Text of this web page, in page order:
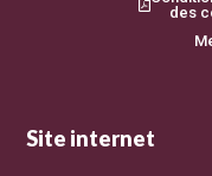
des
Site internet